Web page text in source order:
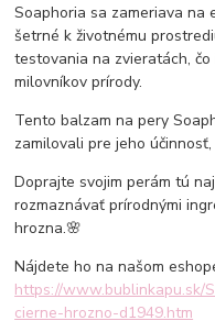
Soaphoria sa zameriava na
šetrné k životnému
testovania na zvieratách,
milovníkov prírody.
Tento balzam na pery
zamilovali pre jeho
Doprajte svojim perám tú
rozmaznávať prírodnými
hrozna.🌸
Nájdete ho na našom
https://www.bublinkapu.sk/
cierne-hrozno-d1949.htm